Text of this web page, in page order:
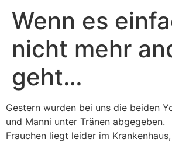
Wenn es
nicht mehr
geht…
Gestern wurden bei uns die beiden
und Manni unter Tränen abgegeben.
Frauchen liegt leider im